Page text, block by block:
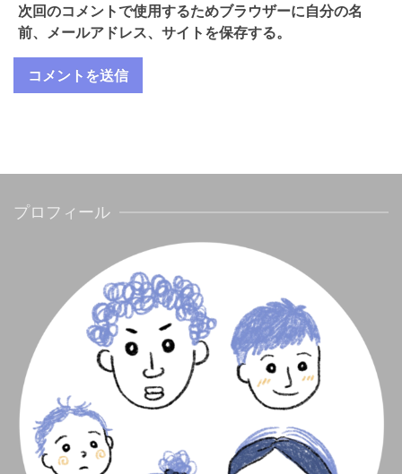
次回のコメントで使用するためブラウザーに自分の名
前、メールアドレス、サイトを保存する。
プロフィール